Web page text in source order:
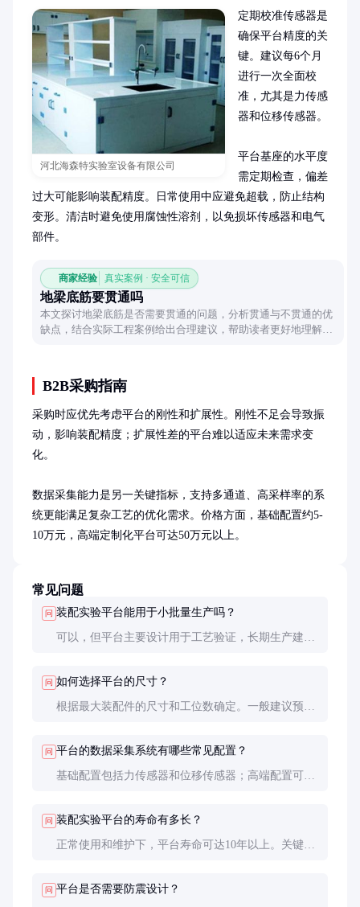
河北海森特实验室设备有限公司
定期校准传感器是
确保平台精度的关
键。建议每6个月
进行一次全面校
准，尤其是力传感
器和位移传感器。
平台基座的水平度
需定期检查，偏差
过大可能影响装配精度。日常使用中应避免超载，防止结构
变形。清洁时避免使用腐蚀性溶剂，以免损坏传感器和电气
部件。
商家经验 真实案例 · 安全可信
地梁底筋要贯通吗
本文探讨地梁底筋是否需要贯通的问题，分析贯通与不贯通的优
缺点，结合实际工程案例给出合理建议，帮助读者更好地理解地
B2B采购指南
采购时应优先考虑平台的刚性和扩展性。刚性不足会导致振
动，影响装配精度；扩展性差的平台难以适应未来需求变
化。
数据采集能力是另一关键指标，支持多通道、高采样率的系
统更能满足复杂工艺的优化需求。价格方面，基础配置约5-
10万元，高端定制化平台可达50万元以上。
常见问题
问 装配实验平台能用于小批量生产吗？
可以，但平台主要设计用于工艺验证，长期生产建议
问 如何选择平台的尺寸？
根据最大装配件的尺寸和工位数确定。一般建议预留
问 平台的数据采集系统有哪些常见配置？
基础配置包括力传感器和位移传感器；高端配置可增
问 装配实验平台的寿命有多长？
正常使用和维护下，平台寿命可达10年以上。关键部
问 平台是否需要防震设计？